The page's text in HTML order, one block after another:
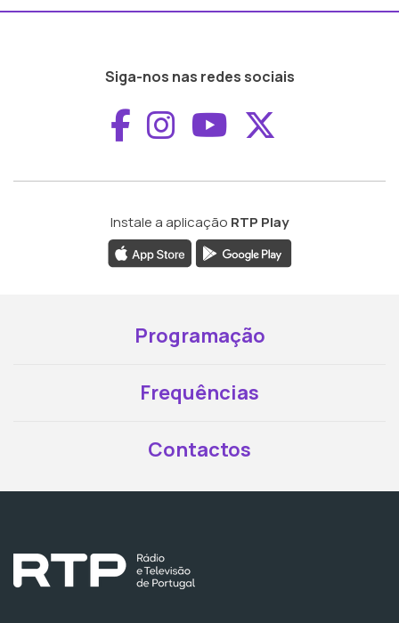
Siga-nos nas redes sociais
Aceder ao
Aceder ao
Aceder ao
Instale a aplicação RTP Play
Programação
Frequências
Contactos